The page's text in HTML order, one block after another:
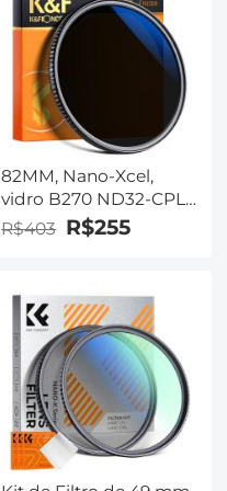
82MM, Nano-Xcel,
vidro B270 ND32-CPL,
ultra-claro, revestido
com filme verde
resistente a arranhões
e anti-reflexo
R$403 R$255